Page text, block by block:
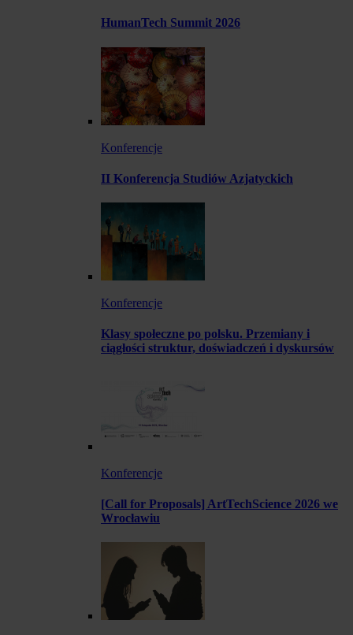
HumanTech Summit 2026
Konferencje
II Konferencja Studiów Azjatyckich
Konferencje
Klasy społeczne po polsku. Przemiany i
ciągłości struktur, doświadczeń i dyskursów
Konferencje
[Call for Proposals] ArtTechScience 2026 we
Wrocławiu